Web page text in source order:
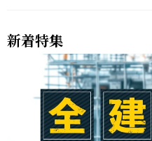
新着特集